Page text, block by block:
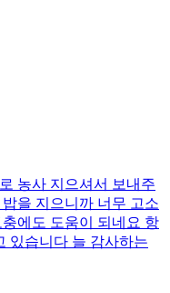
농사 지으셔서 보내주
을 지으니까 너무 고소
에도 도움이 되네요 항
있습니다 늘 감사하는